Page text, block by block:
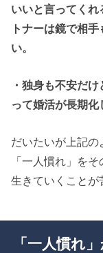
いいと言ってく
トナーは鏡で相
い。
・独身も不安だ
って婚活が長期化
だいたいが上記の
「一人慣れ」を
生きていくことが
「一人慣れ